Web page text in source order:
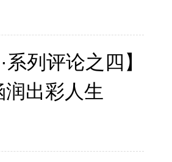
系列评论之四】
出彩人生